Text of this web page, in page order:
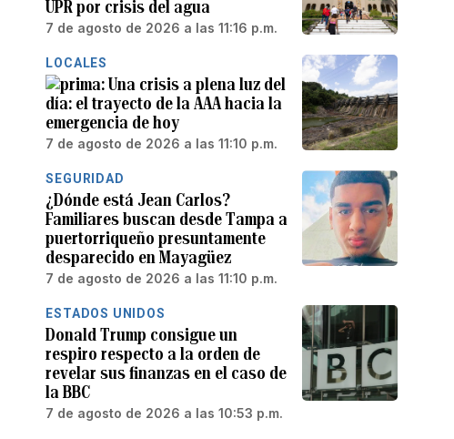
UPR por crisis del agua
7 de agosto de 2026 a las 11:16 p.m.
LOCALES
Una crisis a plena luz del
día: el trayecto de la AAA hacia la
emergencia de hoy
7 de agosto de 2026 a las 11:10 p.m.
SEGURIDAD
¿Dónde está Jean Carlos?
Familiares buscan desde Tampa a
puertorriqueño presuntamente
desparecido en Mayagüez
7 de agosto de 2026 a las 11:10 p.m.
ESTADOS UNIDOS
Donald Trump consigue un
respiro respecto a la orden de
revelar sus finanzas en el caso de
la BBC
7 de agosto de 2026 a las 10:53 p.m.